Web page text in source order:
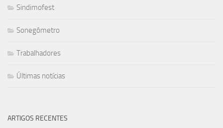
Sindimofest
Sonegômetro
Trabalhadores
Últimas notícias
ARTIGOS RECENTES